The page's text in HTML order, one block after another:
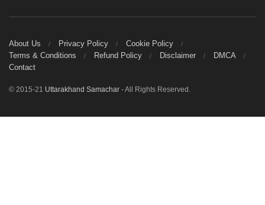
About Us Privacy Policy
Cookie Policy
Terms & Conditions
Refund Policy Disclaimer
DMCA
Contact
© 2015-21 Uttarakhand Samachar - All Rights Reserved.